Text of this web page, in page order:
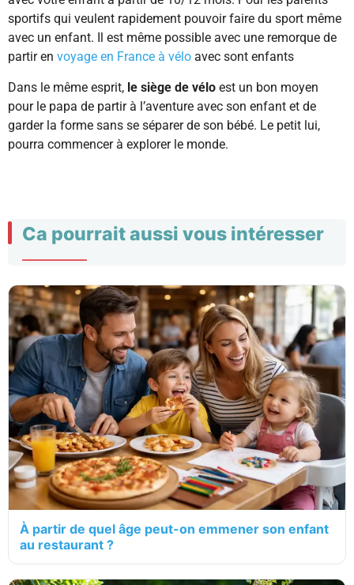
sportifs qui veulent rapidement pouvoir faire du sport même
avec un enfant. Il est même possible avec une remorque de
partir en voyage en France à vélo avec sont enfants
Dans le même esprit, le siège de vélo est un bon moyen
pour le papa de partir à l’aventure avec son enfant et de
garder la forme sans se séparer de son bébé. Le petit lui,
pourra commencer à explorer le monde.
Ca pourrait aussi vous intéresser
À partir de quel âge peut-on emmener son enfant
au restaurant ?